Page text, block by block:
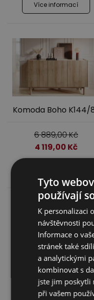
Více informací
Komoda Boho K144/
6 889,00Kč
4 119,00 Kč
Komoda Boho KD97
Tyto
používají
K personalizaci
návštěvnosti
Informace o
stránek také
a analytickými
kombinovat s
jste jim poskytli
při vašem